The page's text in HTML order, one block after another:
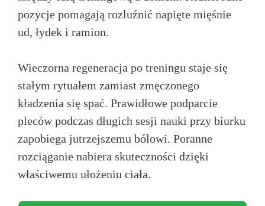
pozycje pomagają rozluźnić napięte mięśnie
ud, łydek i ramion.
Wieczorna regeneracja po treningu staje się
stałym rytuałem zamiast zmęczonego
kładzenia się spać. Prawidłowe podparcie
pleców podczas długich sesji nauki przy biurku
zapobiega jutrzejszemu bólowi. Poranne
rozciąganie nabiera skuteczności dzięki
właściwemu ułożeniu ciała.